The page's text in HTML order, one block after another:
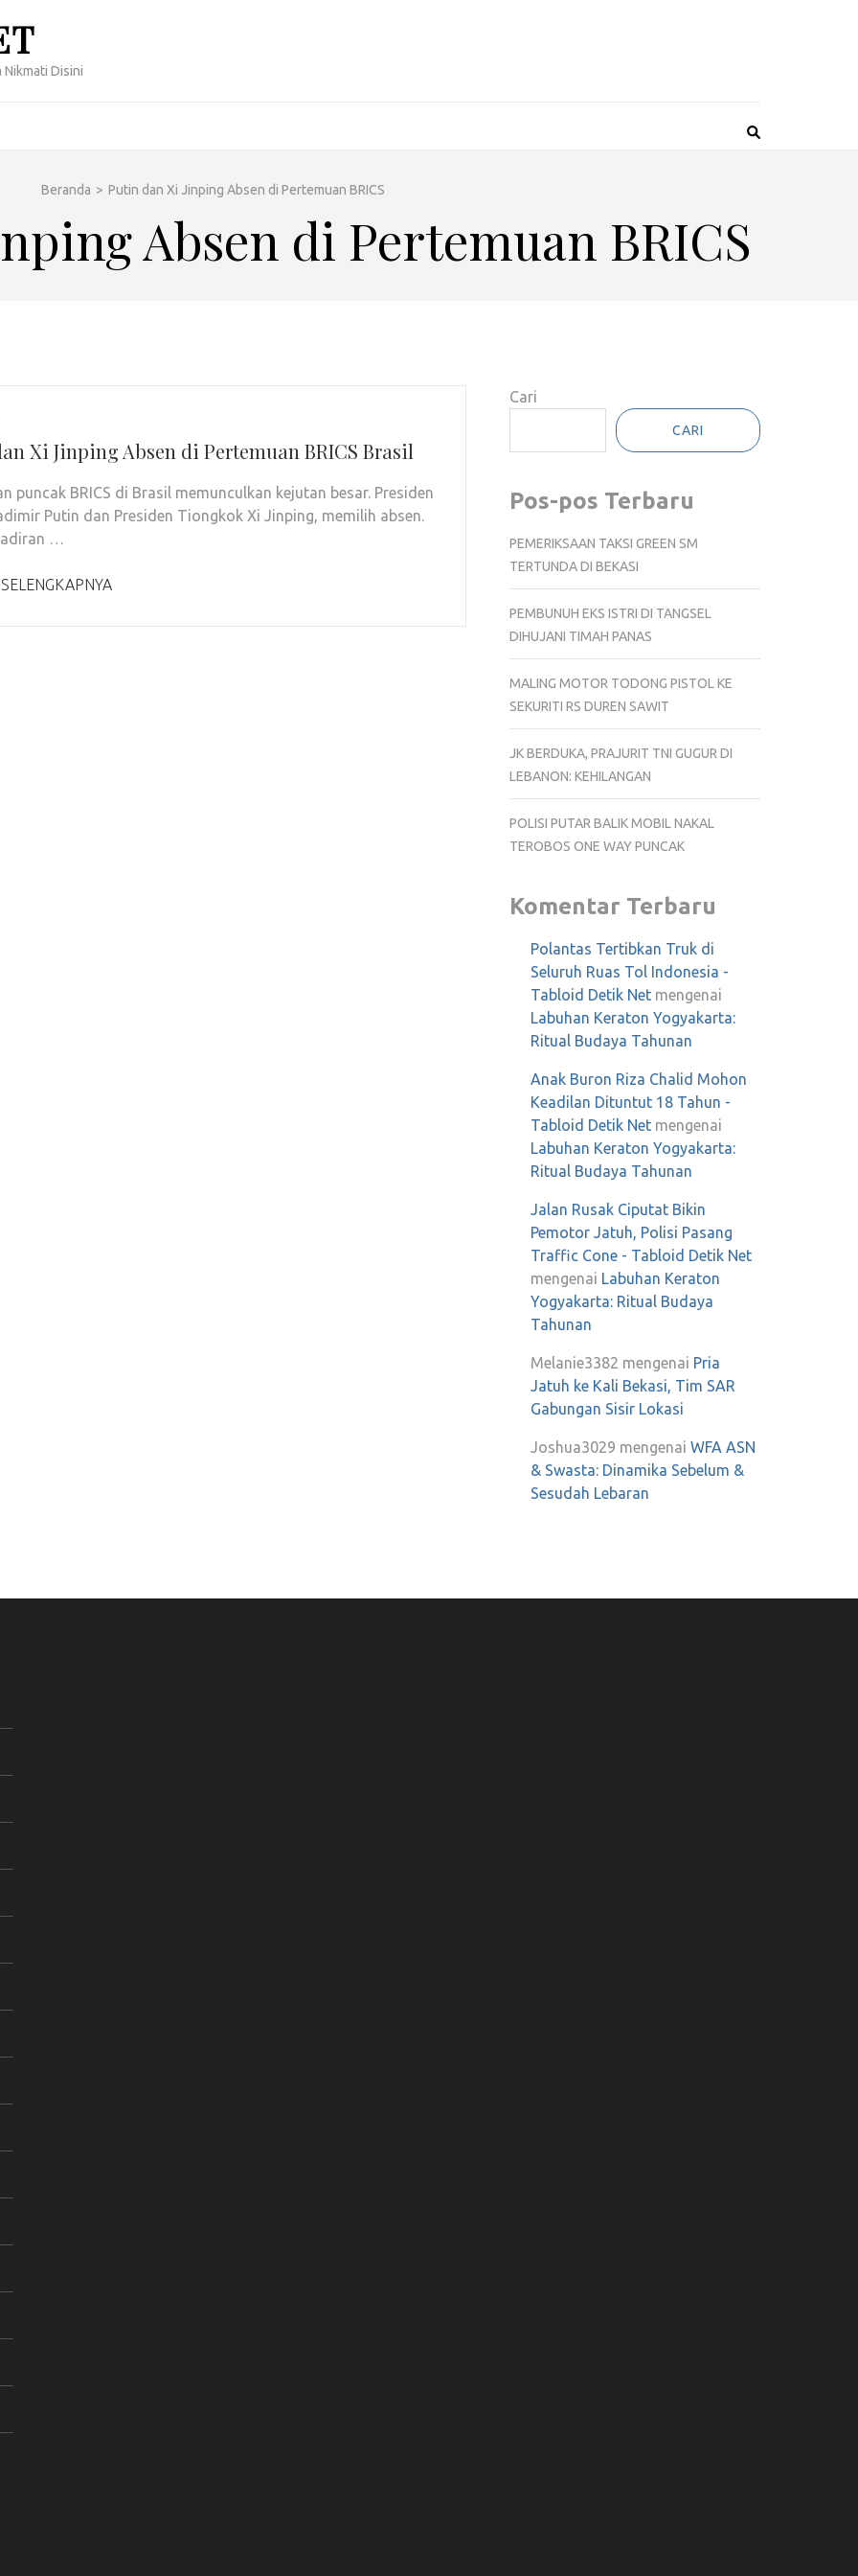
Disini
Beranda > Putin dan Xi Jinping Absen di Pertemuan BRICS
Absen di Pertemuan BRICS
Xi Jinping Absen di Pertemuan BRICS Brasil
puncak BRICS di Brasil memunculkan kejutan besar. Presiden
Putin dan Presiden Tiongkok Xi Jinping, memilih absen.
…
Cari
CARI
Pos-pos Terbaru
PEMERIKSAAN TAKSI GREEN SM
TERTUNDA DI BEKASI
PEMBUNUH EKS ISTRI DI TANGSEL
DIHUJANI TIMAH PANAS
MALING MOTOR TODONG PISTOL KE
SEKURITI RS DUREN SAWIT
JK BERDUKA, PRAJURIT TNI GUGUR DI
LEBANON: KEHILANGAN
POLISI PUTAR BALIK MOBIL NAKAL
TEROBOS ONE WAY PUNCAK
Komentar Terbaru
Polantas Tertibkan Truk di
Seluruh Ruas Tol Indonesia -
Tabloid Detik Netmengenai
Labuhan Keraton Yogyakarta:
Ritual Budaya Tahunan
Anak Buron Riza Chalid Mohon
Keadilan Dituntut 18 Tahun -
Tabloid Detik Netmengenai
Labuhan Keraton Yogyakarta:
Ritual Budaya Tahunan
Jalan Rusak Ciputat Bikin
Pemotor Jatuh, Polisi Pasang
Traffic Cone - Tabloid Detik Net
mengenai Labuhan Keraton
Yogyakarta: Ritual Budaya
Tahunan
Melanie3382 mengenai Pria
Jatuh ke Kali Bekasi, Tim SAR
Gabungan Sisir Lokasi
Joshua3029 mengenai WFA ASN
& Swasta: Dinamika Sebelum &
Sesudah Lebaran